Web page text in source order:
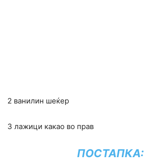
2 ванилин шеќер
3 лажици какао во прав
ПОСТАПКА: